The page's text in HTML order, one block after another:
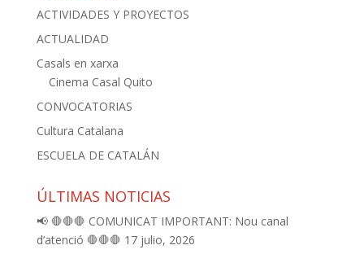
ACTIVIDADES Y PROYECTOS
ACTUALIDAD
Casals en xarxa
Cinema Casal Quito
CONVOCATORIAS
Cultura Catalana
ESCUELA DE CATALÁN
ÚLTIMAS NOTICIAS
📢 🛑🛑🛑 COMUNICAT IMPORTANT: Nou canal
d’atenció 🛑🛑🛑 17 julio, 2026